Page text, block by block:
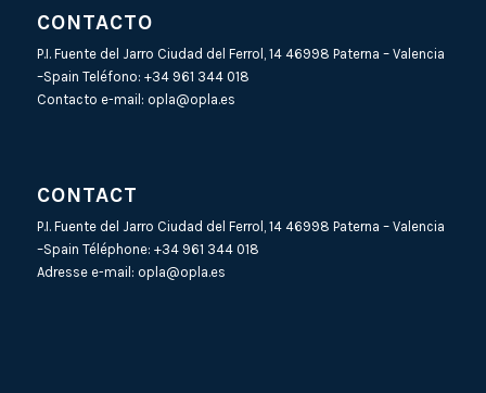
CONTACTO
P.I. Fuente del Jarro Ciudad del Ferrol, 14 46998 Paterna – Valencia
–Spain Teléfono: +34 961 344 018
Contacto e-mail: opla@opla.es
CONTACT
P.I. Fuente del Jarro Ciudad del Ferrol, 14 46998 Paterna – Valencia
–Spain Téléphone: +34 961 344 018
Adresse e-mail: opla@opla.es